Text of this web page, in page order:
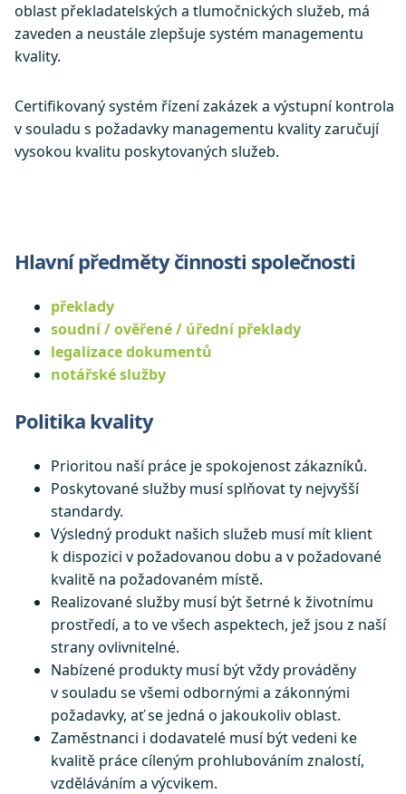
oblast překladatelských a tlumočnických služeb, má
zaveden a neustále zlepšuje systém managementu
kvality.
Certifikovaný systém řízení zakázek a výstupní kontrola
v souladu s požadavky managementu kvality zaručují
vysokou kvalitu poskytovaných služeb.
Hlavní předměty činnosti společnosti
překlady
soudní / ověřené / úřední překlady
legalizace dokumentů
notářské služby
Politika kvality
Prioritou naší práce je spokojenost zákazníků.
Poskytované služby musí splňovat ty nejvyšší
standardy.
Výsledný produkt našich služeb musí mít klient
k dispozici v požadovanou dobu a v požadované
kvalitě na požadovaném místě.
Realizované služby musí být šetrné k životnímu
prostředí, a to ve všech aspektech, jež jsou z naší
strany ovlivnitelné.
Nabízené produkty musí být vždy prováděny
v souladu se všemi odbornými a zákonnými
požadavky, ať se jedná o jakoukoliv oblast.
Zaměstnanci i dodavatelé musí být vedeni ke
kvalitě práce cíleným prohlubováním znalostí,
vzděláváním a výcvikem.